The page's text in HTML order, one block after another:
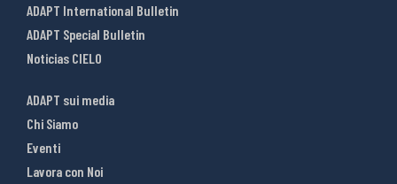
ADAPT International Bulletin
ADAPT Special Bulletin
Noticias CIELO
ADAPT sui media
Chi Siamo
Eventi
Lavora con Noi